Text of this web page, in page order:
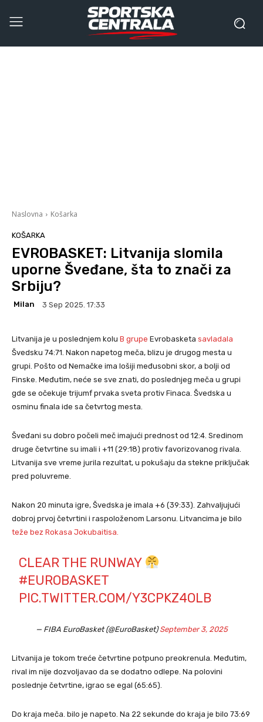
Naslovna Košarka
KOŠARKA
EVROBASKET: Litvanija slomila
uporne Šveđane, šta to znači za
Srbiju?
Milan 3 Sep 2025. 17:33
Litvanija je u poslednjem kolu B grupe Evrobasketa savladala
Švedsku 74:71. Nakon napetog meča, blizu je drugog mesta u
grupi. Pošto od Nemačke ima lošiji međusobni skor, a bolji od
Finske. Međutim, neće se sve znati, do poslednjeg meča u grupi
gde se očekuje trijumf prvaka sveta protiv Finaca. Švedska u
osminu finala ide sa četvrtog mesta.
Šveđani su dobro počeli meč imajući prednost od 12:4. Sredinom
druge četvrtine su imali i +11 (29:18) protiv favorizovanog rivala.
Litvanija sve vreme jurila rezultat, u pokušaju da stekne priključak
pred poluvreme.
Nakon 20 minuta igre, Švedska je imala +6 (39:33). Zahvaljujući
dobroj prvoj četvrtini i raspoloženom Larsonu. Litvancima je bilo
teže bez Rokasa Jokubaitisa.
CLEAR THE RUNWAY
#EUROBASKET
PIC.TWITTER.COM/Y3CPKZ4OLB
— FIBA EuroBasket (@EuroBasket)September 3, 2025
Litvanija je tokom treće četvrtine potpuno preokrenula. Međutim,
rival im nije dozvoljavao da se dodatno odlepe. Na polovini
poslednje četvrtine, igrao se egal (65:65).
Do kraja meča. bilo je napeto. Na 22 sekunde do kraja je bilo 73:69